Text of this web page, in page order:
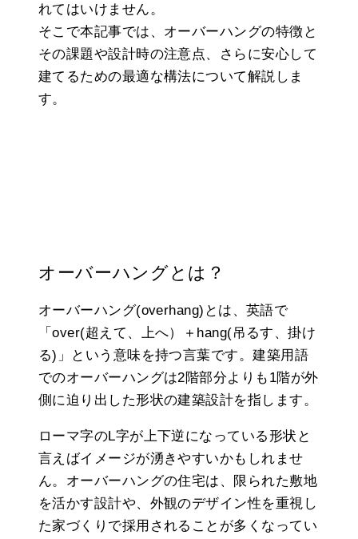
れてはいけません。
そこで本記事では、オーバーハングの特徴と
その課題や設計時の注意点、さらに安心して
建てるための最適な構法について解説しま
す。
オーバーハングとは？
オーバーハング(overhang)とは、英語で
「over(超えて、上へ）＋hang(吊るす、掛け
る)」という意味を持つ言葉です。建築用語
でのオーバーハングは2階部分よりも1階が外
側に迫り出した形状の建築設計を指します。
ローマ字のL字が上下逆になっている形状と
言えばイメージが湧きやすいかもしれませ
ん。オーバーハングの住宅は、限られた敷地
を活かす設計や、外観のデザイン性を重視し
た家づくりで採用されることが多くなってい